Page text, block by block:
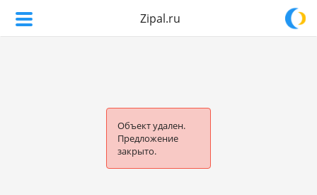
Zipal.ru
Объект удален.
Предложение
закрыто.